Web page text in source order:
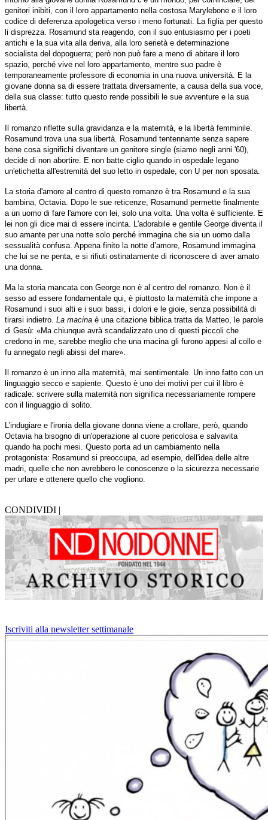
genitori inibiti, con il loro appartamento nella costosa Marylebone e il loro
codice di deferenza apologetica verso i meno fortunati. La figlia per questo
li disprezza. Rosamund sta reagendo, con il suo entusiasmo per i poeti
antichi e la sua vita alla deriva, alla loro serietà e determinazione
socialista del dopoguerra; però non può fare a meno di abitare il loro
spazio, perché vive nel loro appartamento, mentre suo padre è
temporaneamente professore di economia in una nuova università. E la
giovane donna sa di essere trattata diversamente, a causa della sua voce,
della sua classe: tutto questo rende possibili le sue avventure e la sua
libertà.
Il romanzo riflette sulla gravidanza e la maternità, e la libertà femminile.
Rosamund trova una sua libertà. Rosamund tentennante senza sapere
bene cosa significhi diventare un genitore single (siamo negli anni '60),
decide di non abortire. E non batte ciglio quando in ospedale legano
un'etichetta all'estremità del suo letto in ospedale, con U per non sposata.
La storia d'amore al centro di questo romanzo è tra Rosamund e la sua
bambina, Octavia. Dopo le sue reticenze, Rosamund permette finalmente
a un uomo di fare l'amore con lei, solo una volta. Una volta è sufficiente. E
lei non gli dice mai di essere incinta. L'adorabile e gentile George diventa il
suo amante per una notte solo perché immagina che sia un uomo dalla
sessualità confusa. Appena finito la notte d’amore, Rosamund immagina
che lui se ne penta, e si rifiuti ostinatamente di riconoscere di aver amato
una donna.
Ma la storia mancata con George non è al centro del romanzo. Non è il
sesso ad essere fondamentale qui, è piuttosto la maternità che impone a
Rosamund i suoi alti e i suoi bassi, i dolori e le gioie, senza possibilità di
tirarsi indietro. La macina è una citazione biblica tratta da Matteo, le parole
di Gesù: «Ma chiunque avrà scandalizzato uno di questi piccoli che
credono in me, sarebbe meglio che una macina gli furono appesi al collo e
fu annegato negli abissi del mare».
Il romanzo è un inno alla maternità, mai sentimentale. Un inno fatto con un
linguaggio secco e sapiente. Questo è uno dei motivi per cui il libro è
radicale: scrivere sulla maternità non significa necessariamente rompere
con il linguaggio di solito.
L'indugiare e l'ironia della giovane donna viene a crollare, però, quando
Octavia ha bisogno di un'operazione al cuore pericolosa e salvavita
quando ha pochi mesi. Questo porta ad un cambiamento nella
protagonista: Rosamund si preoccupa, ad esempio, dell'idea delle altre
madri, quelle che non avrebbero le conoscenze o la sicurezza necessarie
per urlare e ottenere quello che vogliono.
CONDIVIDI |
Iscriviti alla newsletter settimanale